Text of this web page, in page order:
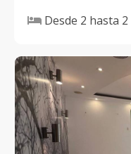
Desde 2 hasta 2